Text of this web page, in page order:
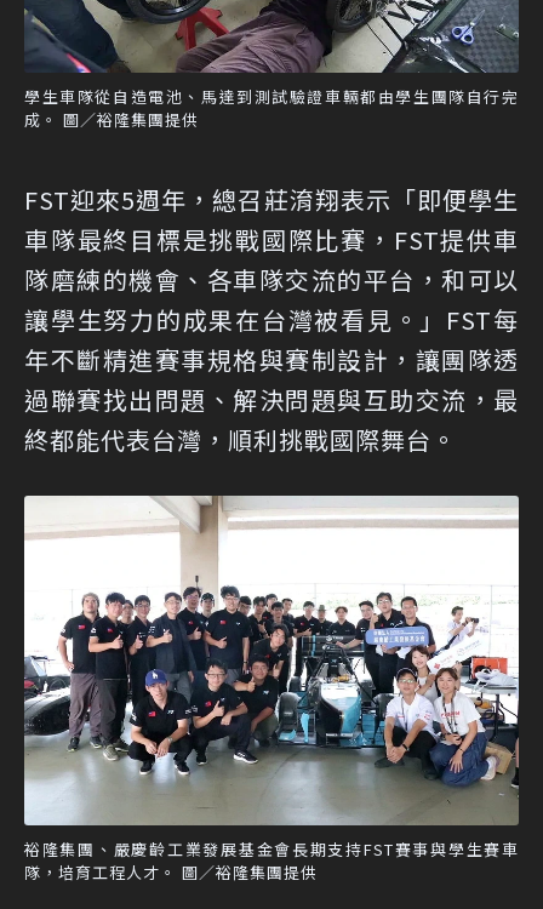
學生車隊從自造電池、馬達到測試驗證車輛都由學生團隊自行完
成。 圖／裕隆集團提供
FST迎來5週年，總召莊淯翔表示「即便學生
車隊最終目標是挑戰國際比賽，FST提供車
隊磨練的機會、各車隊交流的平台，和可以
讓學生努力的成果在台灣被看見。」FST每
年不斷精進賽事規格與賽制設計，讓團隊透
過聯賽找出問題、解決問題與互助交流，最
終都能代表台灣，順利挑戰國際舞台。
裕隆集團、嚴慶齡工業發展基金會長期支持FST賽事與學生賽車
隊，培育工程人才。 圖／裕隆集團提供